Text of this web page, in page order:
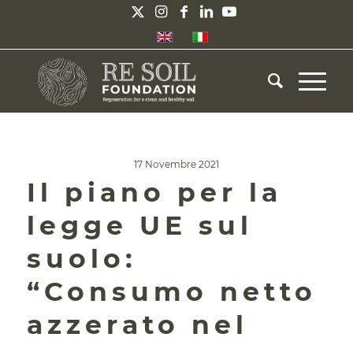
17 Novembre 2021
Il piano per la
legge UE sul
suolo:
“Consumo netto
azzerato nel